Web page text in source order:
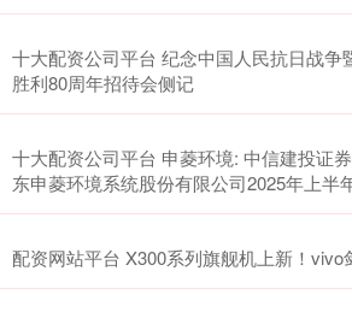
十大配资公司平台 纪念中国人民抗日战争
胜利80周年招待会侧记
十大配资公司平台 申菱环境: 中信建投证
东申菱环境系统股份有限公司2025年上半
配资网站平台 X300系列旗舰机上新！vivo